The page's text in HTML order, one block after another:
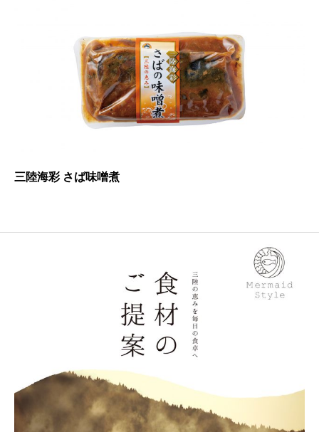
三陸海彩 さば味噌煮